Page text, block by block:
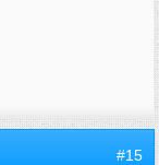
#15